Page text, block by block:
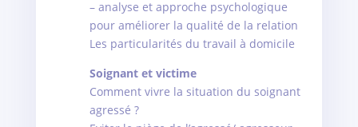
– analyse et approche psychologique
pour améliorer la qualité de la relation
Les particularités du travail à domicile
Soignant et victime
Comment vivre la situation du soignant
agressé ?